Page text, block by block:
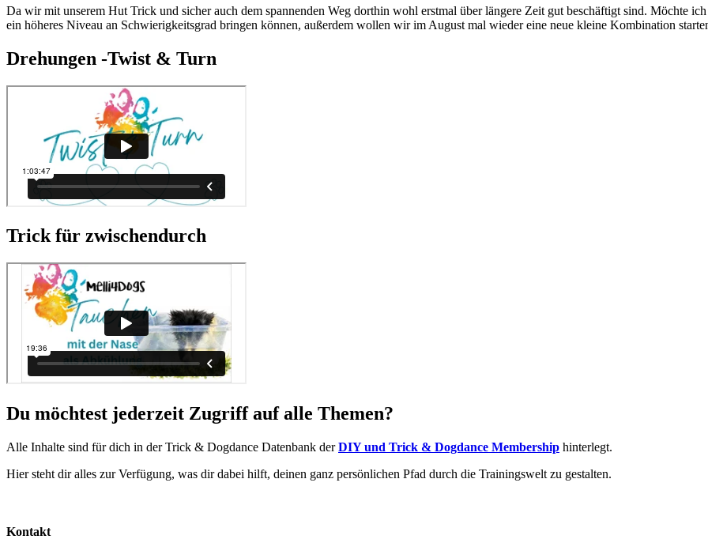
Da wir mit unserem Hut Trick und sicher auch dem spannenden Weg dorthin wohl erstmal über längere Zeit gut beschäftigt sind. Möchte
ein höheres Niveau an Schwierigkeitsgrad bringen können, außerdem wollen wir im August mal wieder eine neue kleine Kombination
Drehungen -Twist & Turn
Trick für zwischendurch
Du möchtest jederzeit Zugriff auf alle Themen?
Alle Inhalte sind für dich in der Trick & Dogdance Datenbank derDIY und Trick & Dogdance Membership hinterlegt.
Hier steht dir alles zur Verfügung, was dir dabei hilft, deinen ganz persönlichen Pfad durch die Trainingswelt zu gestalten.
Kontakt